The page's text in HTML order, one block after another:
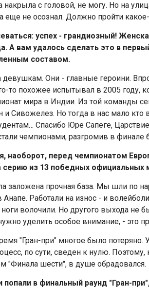
накрыла с головой, не могу. Но на
еще не осознал. Должно пройти
успех - грандиозный!
А вам удалось сделать это в
составом.
девушкам. Они - главные героини.
то похожее испытывал в 2005 году,
мира в Индии. Из той команды
и Сивожелез. Но тогда в нас мало кто
Спасибо Юре Сапеге,
чемпионами, разгромив в финале
наоборот, перед чемпионатом
серию из 13 победных официальных
заложена прочная база. Мы шли по
Работали на износ - и
ноги волочили. Но другого выхода не
уделить особое внимание, - это
"Гран-при" многое было потеряно.
по сути, сведен к нулю.
"Финала шести", в душе обрадовался.
попали в финальный раунд "Гран-